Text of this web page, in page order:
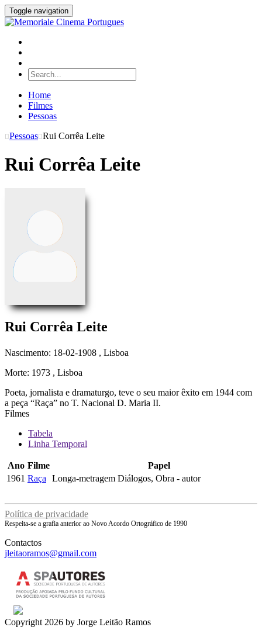
Toggle navigation
Home
Filmes
Pessoas
Pessoas Rui Corrêa Leite
Rui Corrêa Leite
Rui Corrêa Leite
Nascimento: 18-02-1908 , Lisboa
Morte: 1973 , Lisboa
Poeta, jornalista e dramaturgo, teve o seu maior êxito em 1944 com
a peça “Raça” no T. Nacional D. Maria II.
Filmes
Tabela
Linha Temporal
Ano Filme
Papel
1961 Raça Longa-metragem Diálogos, Obra - autor
Política de privacidade
Respeita-se a grafia anterior ao Novo Acordo Ortográfico de 1990
Contactos
jleitaoramos@gmail.com
Copyright 2026 by Jorge Leitão Ramos